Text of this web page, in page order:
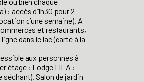
ou bien chaque
: accès d’1h30 pour 2
d’une semaine). A
et restaurants,
dans le lac (carte à la
aux personnes à
étage : Lodge LILA :
Salon de jardin